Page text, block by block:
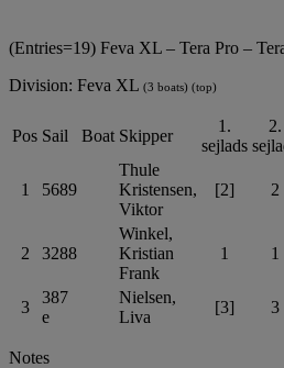
(Entries=19) Feva XL – Tera Pro –
Division: Feva XL (3 boats) (top)
Pos Sail Boat Skipper
1.
sejlads
2.
1 5689
Thule
Kristensen,
Viktor
[2] 2
2 3288
Winkel,
Kristian
Frank
1 1
3
387
e
Nielsen,
Liva
[3] 3
Notes